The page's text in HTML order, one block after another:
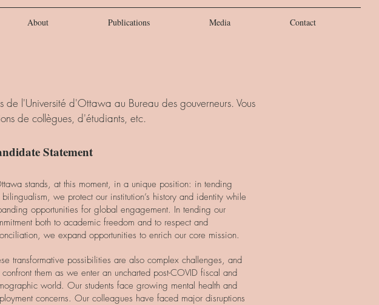
About Publications Media Contact
de l'Université d'Ottawa au Bureau des gouverneurs. Vous
de collègues, d'étudiants, etc.
Statement
stands, at this moment, in a unique position: in tending
bilingualism, we protect our institution’s history and identity while
opportunities for global engagement. In tending our
both to academic freedom and to respect and
we expand opportunities to enrich our core mission.
transformative possibilities are also complex challenges, and
them as we enter an uncharted post-COVID fiscal and
world. Our students face growing mental health and
concerns. Our colleagues have faced major disruptions